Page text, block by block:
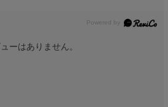
ーはありません。